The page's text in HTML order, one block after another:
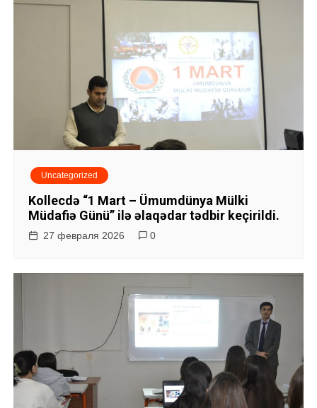
Uncategorized
Kollecdə “1 Mart – Ümumdünya Mülki
Müdafiə Günü” ilə əlaqədar tədbir keçirildi.
27 февраля 2026 0